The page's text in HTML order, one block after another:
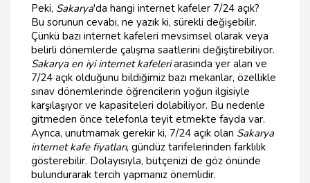
Peki, Sakarya'da hangi internet kafeler 7/24 açık?
Bu sorunun cevabı, ne yazık ki, sürekli değişebilir.
Çünkü bazı internet kafeleri mevsimsel olarak veya
belirli dönemlerde çalışma saatlerini değiştirebiliyor.
Sakarya en iyi internet kafeleriarasında yer alan ve
7/24 açık olduğunu bildiğimiz bazı mekanlar, özellikle
sınav dönemlerinde öğrencilerin yoğun ilgisiyle
karşılaşıyor ve kapasiteleri dolabiliyor. Bu nedenle
gitmeden önce telefonla teyit etmekte fayda var.
Ayrıca, unutmamak gerekir ki, 7/24 açık olan Sakarya
internet kafe fiyatları, gündüz tarifelerinden farklılık
gösterebilir. Dolayısıyla, bütçenizi de göz önünde
bulundurarak tercih yapmanız önemlidir.